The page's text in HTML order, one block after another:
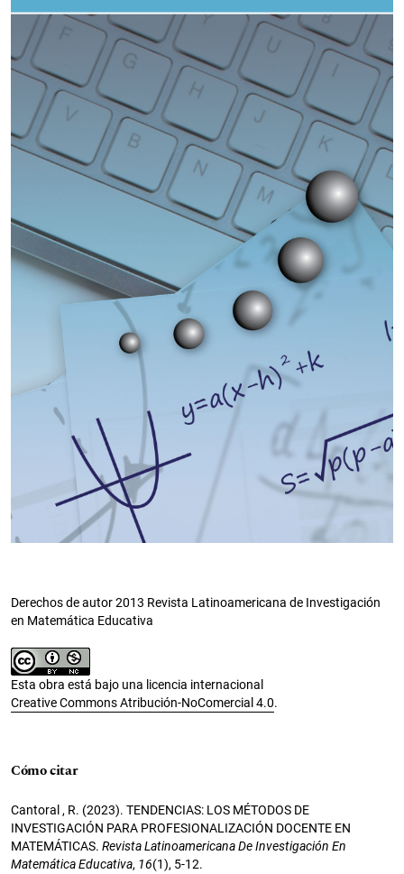
Derechos de autor 2013 Revista Latinoamericana de Investigación
en Matemática Educativa
Esta obra está bajo una licencia internacional
Creative Commons Atribución-NoComercial 4.0.
Cómo citar
Cantoral , R. (2023). TENDENCIAS: LOS MÉTODOS DE
INVESTIGACIÓN PARA PROFESIONALIZACIÓN DOCENTE EN
MATEMÁTICAS. Revista Latinoamericana De Investigación En
Matemática Educativa, 16(1), 5-12.